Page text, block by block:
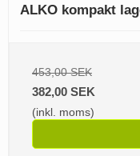
ALKO kompakt
453,00 SEK
382,00 SEK
(inkl. moms)